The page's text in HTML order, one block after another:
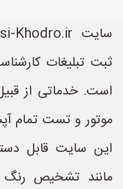
ثبت تبلیغات
است. خدماتی از
موتور و تست تمام
این سایت قابل
مانند تشخیص رنگ